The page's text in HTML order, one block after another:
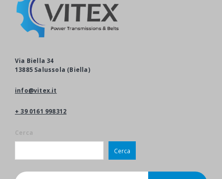
Via Biella 34
13885 Salussola (Biella)
info@vitex.it
+ 39 0161 998312
Cerca
Cerca